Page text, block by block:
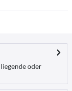
oder